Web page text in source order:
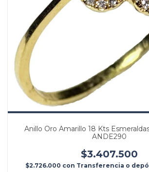
Anillo Oro Amarillo 18 Kts
ANDE290
$3.407.500
$2.726.000 con Transferencia o